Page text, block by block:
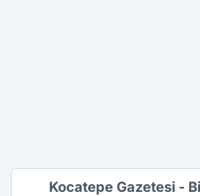
Kocatepe Gazetesi -